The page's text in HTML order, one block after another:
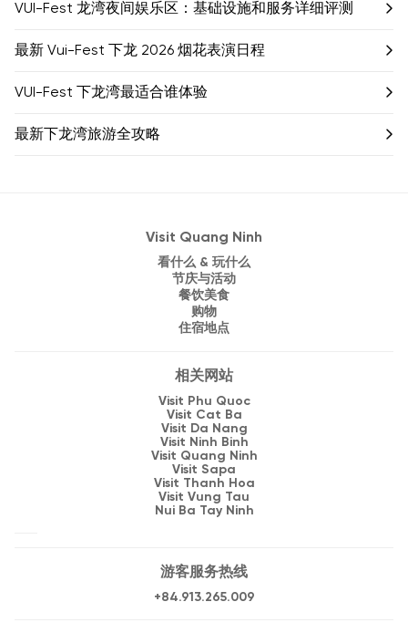
VUI-Fest 龙湾夜间娱乐区：基础设施和服务详细评测
最新 Vui-Fest 下龙 2026 烟花表演日程
VUI-Fest 下龙湾最适合谁体验
最新下龙湾旅游全攻略
Visit Quang Ninh
看什么 & 玩什么
节庆与活动
餐饮美食
购物
住宿地点
相关网站
Visit Phu Quoc
Visit Cat Ba
Visit Da Nang
Visit Ninh Binh
Visit Quang Ninh
Visit Sapa
Visit Thanh Hoa
Visit Vung Tau
Nui Ba Tay Ninh
游客服务热线
+84.913.265.009